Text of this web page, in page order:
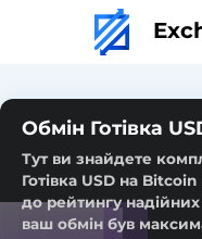
Обмін Готівка
Тут ви знайдете
Готівка USD на Bitcoin
до рейтингу
ваш обмін був